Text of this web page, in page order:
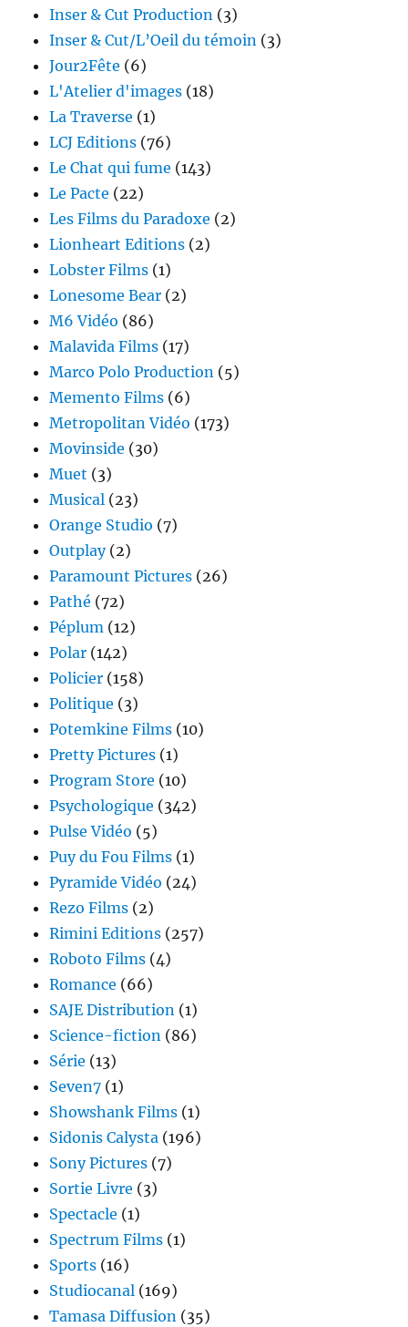
Inser & Cut Production (3)
Inser & Cut/L’Oeil du témoin (3)
Jour2Fête (6)
L'Atelier d'images (18)
La Traverse (1)
LCJ Editions (76)
Le Chat qui fume (143)
Le Pacte (22)
Les Films du Paradoxe (2)
Lionheart Editions (2)
Lobster Films (1)
Lonesome Bear (2)
M6 Vidéo (86)
Malavida Films (17)
Marco Polo Production (5)
Memento Films (6)
Metropolitan Vidéo (173)
Movinside (30)
Muet (3)
Musical (23)
Orange Studio (7)
Outplay(2)
Paramount Pictures (26)
Pathé (72)
Péplum (12)
Polar (142)
Policier (158)
Politique (3)
Potemkine Films (10)
Pretty Pictures (1)
Program Store (10)
Psychologique (342)
Pulse Vidéo (5)
Puy du Fou Films (1)
Pyramide Vidéo (24)
Rezo Films (2)
Rimini Editions (257)
Roboto Films (4)
Romance (66)
SAJE Distribution (1)
Science-fiction (86)
Série (13)
Seven7 (1)
Showshank Films (1)
Sidonis Calysta (196)
Sony Pictures (7)
Sortie Livre (3)
Spectacle (1)
Spectrum Films (1)
Sports (16)
Studiocanal (169)
Tamasa Diffusion (35)